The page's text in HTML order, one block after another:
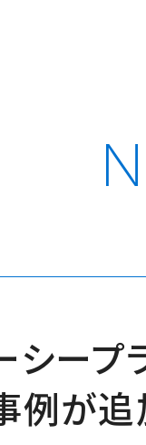
シープ
例が